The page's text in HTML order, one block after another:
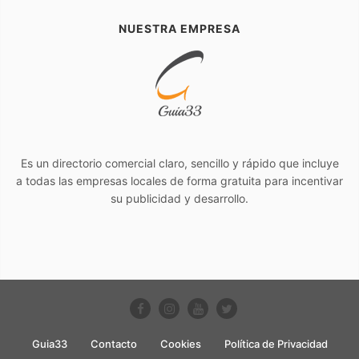
NUESTRA EMPRESA
Es un directorio comercial claro, sencillo y rápido que incluye
a todas las empresas locales de forma gratuita para incentivar
su publicidad y desarrollo.
Guia33 Contacto Cookies
Política de Privacidad